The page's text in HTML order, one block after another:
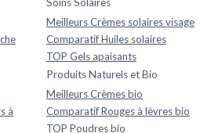
Meilleurs Crèmes solaires visage
Comparatif Huiles solaires
TOP Gels apaisants
à
Produits Naturels et Bio
Meilleurs Crèmes bio
Comparatif Rouges à lèvres bio
TOP Poudres bio